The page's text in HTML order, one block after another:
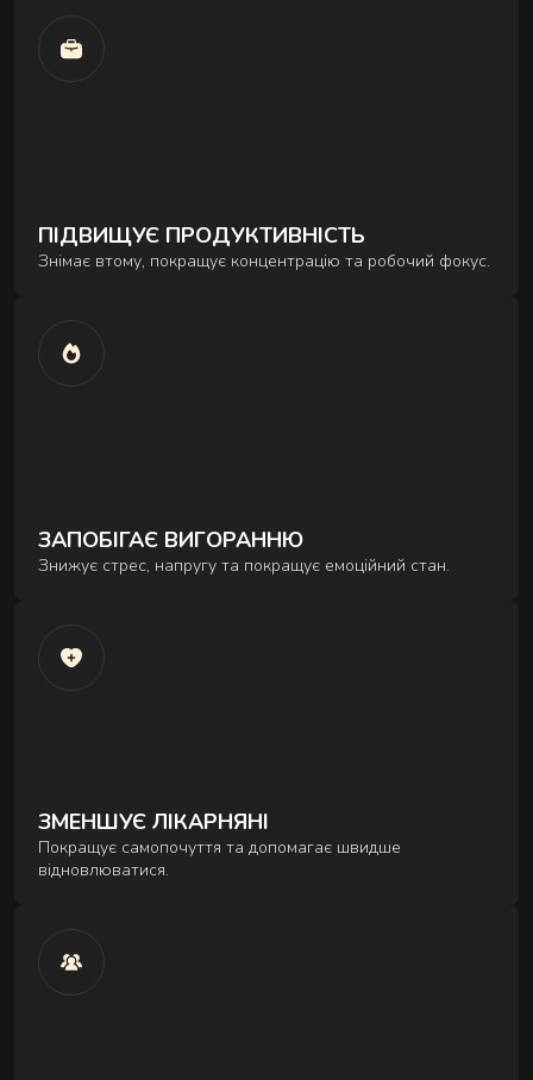
ПІДВИЩУЄ ПРОДУКТИВНІСТЬ
Знімає втому, покращує концентрацію та робочий фокус.
ЗАПОБІГАЄ ВИГОРАННЮ
Знижує стрес, напругу та покращує емоційний стан.
ЗМЕНШУЄ ЛІКАРНЯНІ
Покращує самопочуття та допомагає швидше
відновлюватися.
FACE RITUALS
Manual techniques that reduce puffiness, release